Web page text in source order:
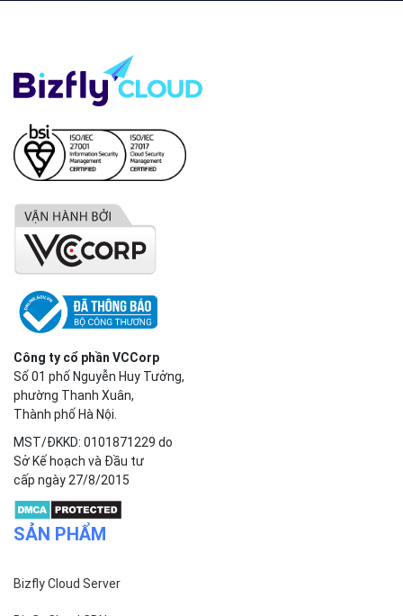
Công ty cổ phần VCCorp
Số 01 phố Nguyễn Huy Tưởng,
phường Thanh Xuân,
Thành phố Hà Nội.
MST/ĐKKD: 0101871229 do
Sở Kế hoạch và Đầu tư
cấp ngày 27/8/2015
SẢN PHẨM
Bizfly Cloud Server